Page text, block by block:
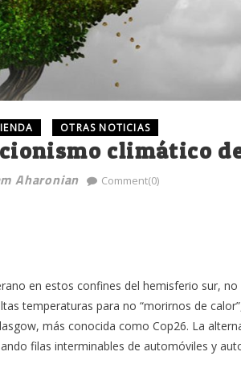
OTRAS NOTICIAS
climático
Aharonian Comment(0)
en estos confines del hemisferio sur,
temperaturas para no “morirnos de
más conocida como Cop26. La
filas interminables de automóviles y